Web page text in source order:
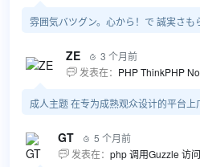
雰囲気バツグン。心から！で 誠実さも
ZE  3 个月前
 发表在： PHP ThinkPHP
成人主题 在专为成熟观众设计的平台上
GT  5 个月前
 发表在： php 调用Guzzle 访问https接